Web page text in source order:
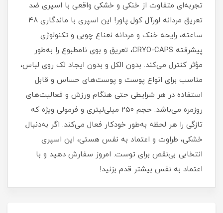
تجربه‌ای متفاوت از خنکی و خشکی واقعی با اسپری ضد
تعریق مردانه لورآل کول پاور! این اسپری با ماندگاری ۴۸
ساعته، رایحه خنک و مردانه نعناع چوبی و تکنولوژی
پیشرفته CRYO-CAPS، تعریق و بوی نامطبوع را به‌طور
مؤثر کنترل می‌کند. بدون الکل و بدون ایجاد لک روی لباس،
مناسب برای انواع پوست و پوست‌های حساس و قابل
استفاده در هر شرایطی حتی هنگام ورزش و فعالیت‌های
روزمره می‌باشد. حجم ۲۵۰ میلی‌لیتری و فرمولی ویژه که
تازگی را هر لحظه به‌طور خودکار فعال می‌کند. اگر به‌دنبال
خشکی، طراوت و اعتماد به نفس هستی، این اسپری
انتخابی بی‌نقص برای توست. امروز سفارش دهید و با
اعتماد به نفس بیشتر قدم بزنید!